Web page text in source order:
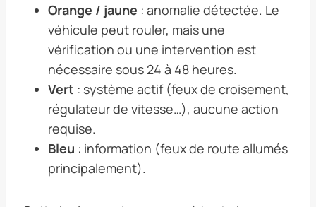
Orange / jaune : anomalie détectée. Le
véhicule peut rouler, mais une
vérification ou une intervention est
nécessaire sous 24 à 48 heures.
Vert : système actif (feux de croisement,
régulateur de vitesse…), aucune action
requise.
Bleu : information (feux de route allumés
principalement).